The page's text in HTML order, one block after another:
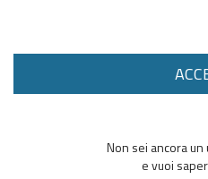
Non sei ancora
e vuoi